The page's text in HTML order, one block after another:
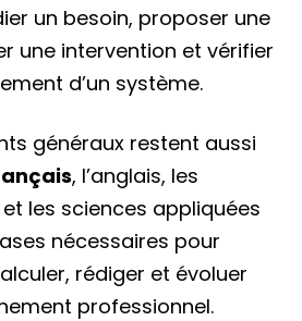
un besoin, proposer une
une intervention et vérifier
d’un système.
généraux restent aussi
, l’anglais, les
les sciences appliquées
nécessaires pour
rédiger et évoluer
professionnel.